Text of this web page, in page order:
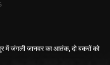
में जंगली जानवर का आतंक, दो बकरों को